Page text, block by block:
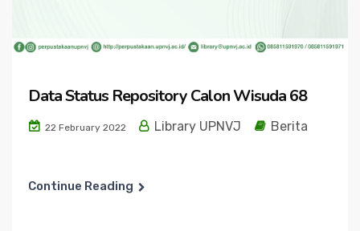
Data Status Repository Calon Wisuda 68
22 February 2022 Library UPNVJ Berita
Continue Reading